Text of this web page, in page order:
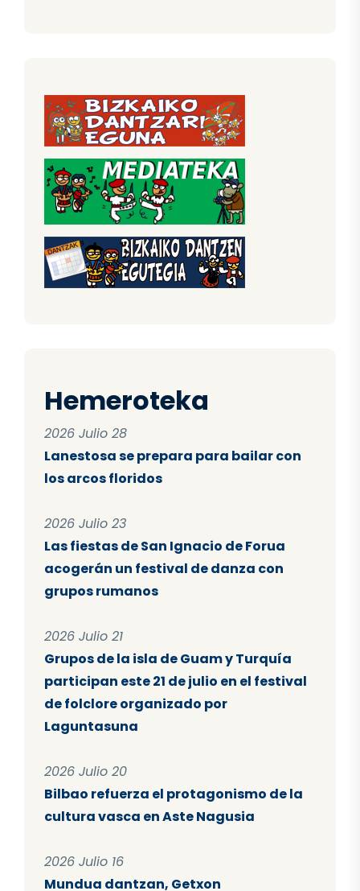
Hemeroteka
2026 Julio 28
Lanestosa se prepara para bailar con
los arcos floridos
2026 Julio 23
Las fiestas de San Ignacio de Forua
acogerán un festival de danza con
grupos rumanos
2026 Julio 21
Grupos de la isla de Guam y Turquía
participan este 21 de julio en el festival
de folclore organizado por
Laguntasuna
2026 Julio 20
Bilbao refuerza el protagonismo de la
cultura vasca en Aste Nagusia
2026 Julio 16
Mundua dantzan, Getxon